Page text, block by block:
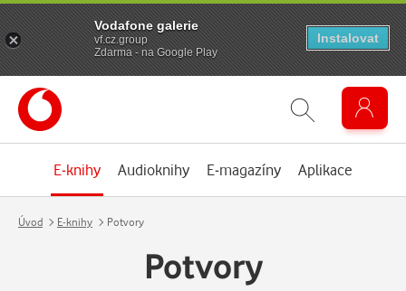
E-knihy Audioknihy E-magazíny Aplikace
Úvod E-knihy Potvory
Potvory
Vodafone galerie
vf.cz.group
Zdarma - na Google Play
Instalovat